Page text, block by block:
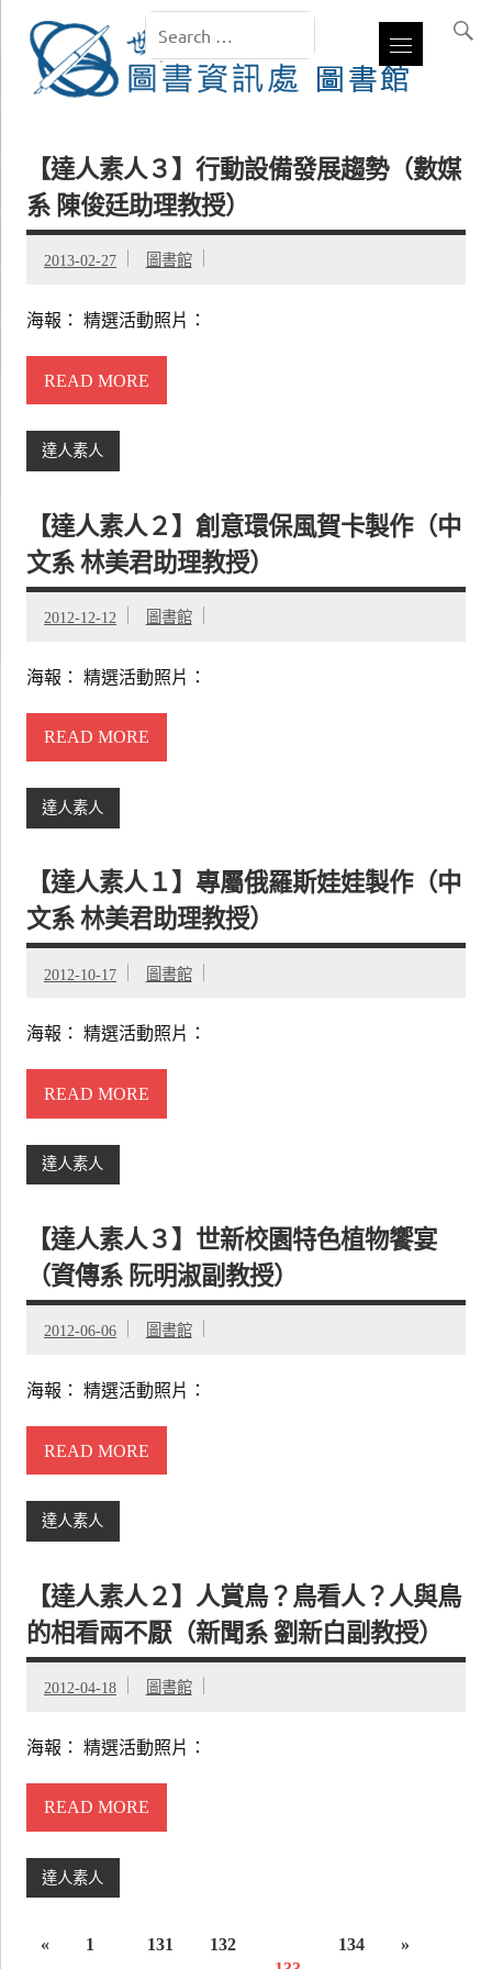
【達人素人３】行動設備發展趨勢（數媒
系 陳俊廷助理教授）
2013-02-27 圖書館
海報： 精選活動照片：
READ MORE
達人素人
【達人素人２】創意環保風賀卡製作（中
文系 林美君助理教授）
2012-12-12 圖書館
海報： 精選活動照片：
READ MORE
達人素人
【達人素人１】專屬俄羅斯娃娃製作（中
文系 林美君助理教授）
2012-10-17 圖書館
海報： 精選活動照片：
READ MORE
達人素人
【達人素人３】世新校園特色植物饗宴
（資傳系 阮明淑副教授）
2012-06-06 圖書館
海報： 精選活動照片：
READ MORE
達人素人
【達人素人２】人賞鳥？鳥看人？人與鳥
的相看兩不厭（新聞系 劉新白副教授）
2012-04-18 圖書館
海報： 精選活動照片：
READ MORE
達人素人
«
1
131
132
134 »